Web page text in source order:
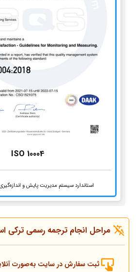
ISO 10004
استاندارد سیستم مدیریت پایش و
مراحل انجام ترجمه رسمی ترکی
ثبت سفارش در سایت به‌صورت